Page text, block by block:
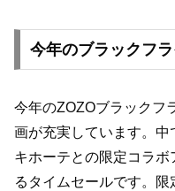
今年のブラックフ
今年のZOZOブラックフ
画が充実しています。中
キホーテとの限定コラ
るタイムセールです。